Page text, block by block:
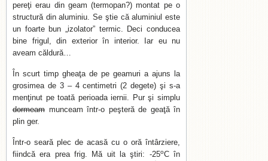
pereţi erau din geam (termopan?) montat pe o
structură din aluminiu. Se ştie că aluminiul este
un foarte bun „izolator” termic. Deci conducea
bine frigul, din exterior în interior. Iar eu nu
aveam căldură…
În scurt timp gheaţa de pe geamuri a ajuns la
grosimea de 3 – 4 centimetri (2 degete) şi s-a
menţinut pe toată perioada iernii. Pur şi simplu
dormeam munceam într-o peşteră de geaţă în
plin ger.
Într-o seară plec de acasă cu o oră întârziere,
fiindcă era prea frig. Mă uit la ştiri: -25oC în